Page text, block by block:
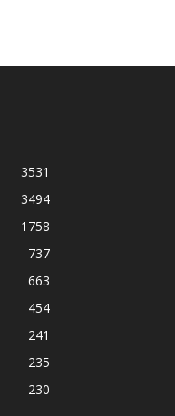
3531
3494
1758
737
663
454
241
235
230